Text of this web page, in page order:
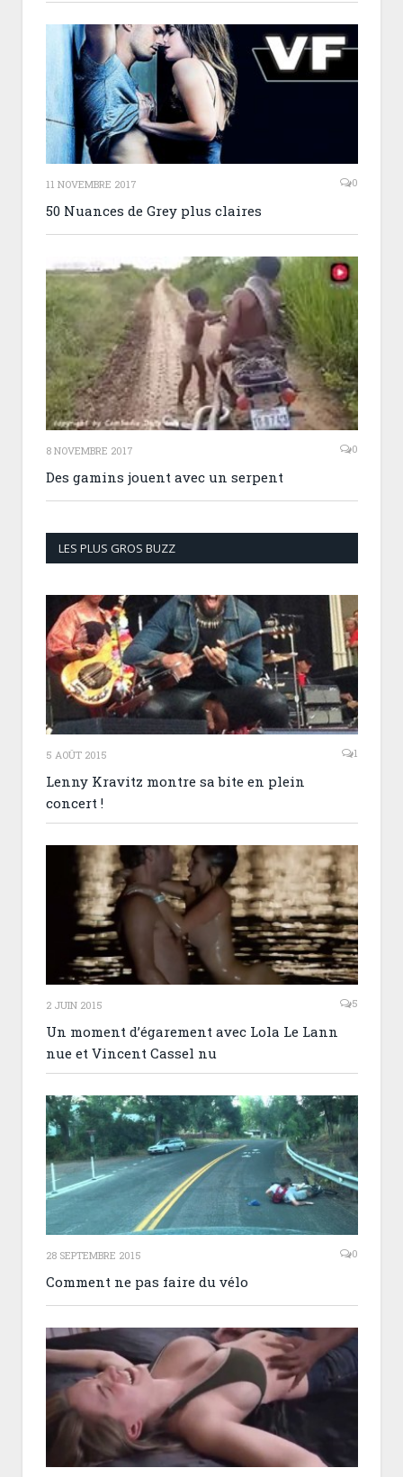
11 NOVEMBRE 2017 0
50 Nuances de Grey plus claires
8 NOVEMBRE 2017 0
Des gamins jouent avec un serpent
LES PLUS GROS BUZZ
5 AOÛT 2015 1
Lenny Kravitz montre sa bite en plein
concert !
2 JUIN 2015 5
Un moment d’égarement avec Lola Le Lann
nue et Vincent Cassel nu
28 SEPTEMBRE 2015 0
Comment ne pas faire du vélo